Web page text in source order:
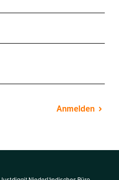
Anmelden